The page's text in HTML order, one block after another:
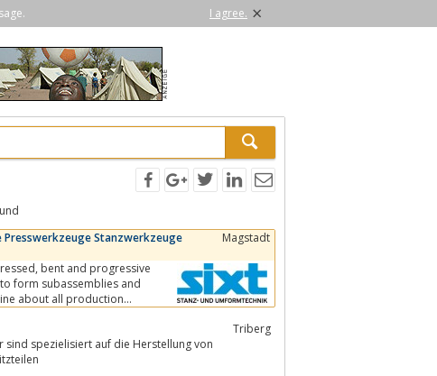
I agree. ×
Stanzwerkzeuge
Magstadt
form subassemblies and
about all production
Triberg
spezielisiert auf die Herstellung von